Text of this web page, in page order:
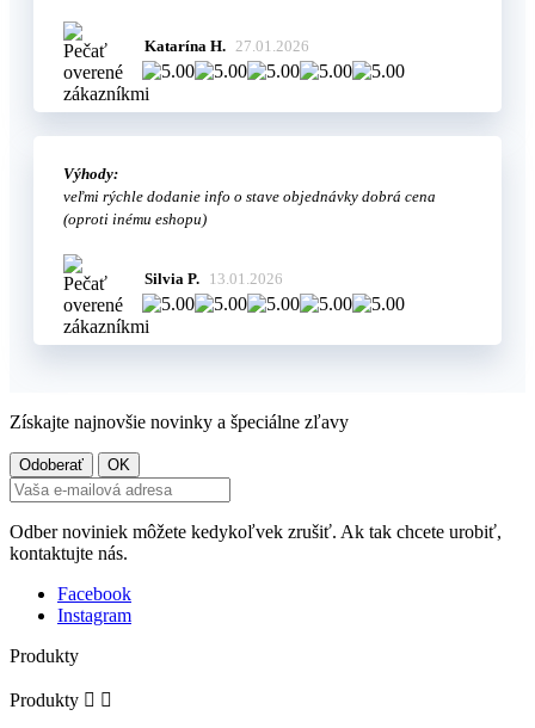
Katarína H. 27.01.2026
Výhody:
veľmi rýchle dodanie info o stave objednávky dobrá cena
(oproti inému eshopu)
Silvia P. 13.01.2026
Získajte najnovšie novinky a špeciálne zľavy
Odber noviniek môžete kedykoľvek zrušiť. Ak tak chcete urobiť,
kontaktujte nás.
Facebook
Instagram
Produkty
Produkty  